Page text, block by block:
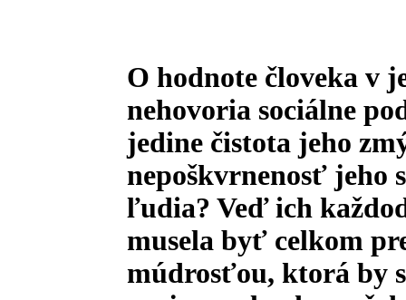
O hodnote človeka v
nehovoria sociálne
jedine čistota jeho
nepoškvrnenosť jeho
ľudia? Veď ich
musela byť celkom
múdrosťou, ktorá by